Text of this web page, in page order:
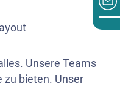
Unsere Teams
zu bieten. Unser